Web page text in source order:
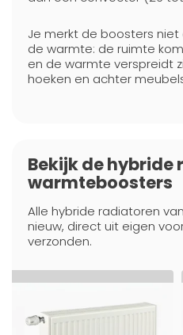
Je merkt de boosters niet
de warmte: de ruimte
en de warmte verspreidt
hoeken en achter
Bekijk de
warmteboosters
Alle hybride radiatoren
nieuw, direct uit eigen
verzonden.